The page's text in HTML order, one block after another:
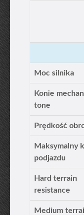
Moc silnika
Konie
tone
Prędkość
Maksymalny
podjazdu
Hard terrain
resistance
Medium